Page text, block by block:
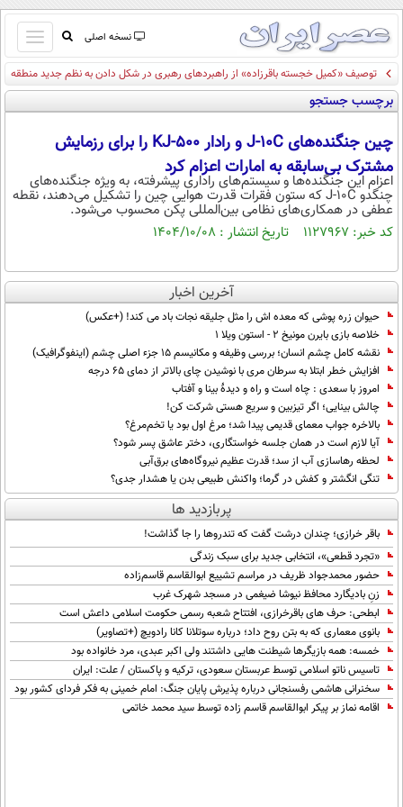
نسخه اصلی
باز
و
بسته
کردن
صفحه اول
جستجو
نظرسنجی
آب و هوا
اوقات شرعی
پیوند ها
سیاسی
اقتصاد
اقتصادی
خودرو
جامعه
اجتماعی
حوادث
سلامت
یک برش دانایی
محیط زیست
سفر و تفریح
ورزشی
بین الملل
سیاست خارجی
فرهنگ و هنر
علم و دانش
فناوری و It
علمی
اخبار کریپتو
قرآن
گوناگون
سرگرمی
باشگاه مغز
مجله تصویری سلاح
فیلم
اقتصاد
ورزش
سیاست
سرگرمی
عصر ایران 2
خواندنی ها و دیدنی ها
داستان کوتاه
پیامک
آموزش زبان
توصیف «کمیل خجسته باقرزاده» از راهبردهای رهبری در شکل دادن به نظم جدید منطقه
برچسب جستجو
چین جنگنده‌های J-10C و رادار KJ-500 را برای رزمایش
مشترک بی‌سابقه به امارات اعزام کرد
اعزام این جنگنده‌ها و سیستم‌های راداری پیشرفته، به ویژه جنگنده‌های
چنگدو J-10C که ستون فقرات قدرت هوایی چین را تشکیل می‌دهند، نقطه
عطفی در همکاری‌های نظامی بین‌المللی پکن محسوب می‌شود.
کد خبر: ۱۱۲۷۹۶۷ تاریخ انتشار : ۱۴۰۴/۱۰/۰۸
آخرین اخبار
حیوان زره پوشی که معده اش را مثل جلیقه نجات باد می کند! (+عکس)
خلاصه بازی بایرن مونیخ ۲ - استون ویلا ۱
نقشه کامل چشم انسان؛ بررسی وظیفه و مکانیسم 15 جزء اصلی چشم (اینفوگرافیک)
افزایش خطر ابتلا به سرطان مری با نوشیدن چای بالاتر از دمای ۶۵ درجه
امروز با سعدی : چاه است و راه و دیدهٔ بینا و آفتاب
چالش بینایی؛ اگر تیزبین و سریع هستی شرکت کن!
بالاخره جواب معمای قدیمی پیدا شد؛ مرغ اول بود یا تخم‌مرغ؟
آیا لازم است در همان جلسه خواستگاری، دختر عاشق پسر شود؟
لحظه رهاسازی آب از سد؛ قدرت عظیم نیروگاه‌های برق‌آبی
تنگی انگشتر و کفش در گرما؛ واکنش طبیعی بدن یا هشدار جدی؟
پربازدید ها
باقر خرازی؛ چندان درشت گفت که تندروها را جا گذاشت!
«تجرد قطعی»، انتخابی جدید برای سبک زندگی
حضور محمدجواد ظریف در مراسم تشییع ابوالقاسم قاسم‌زاده
زنِ بادیگارد محافظ نیوشا ضیغمی در مسجد شهرک غرب
ابطحی: حرف های باقرخرازی، افتتاح شعبه رسمی حکومت اسلامی داعش است
بانوی معماری که به بتن روح داد؛ درباره سوتلانا کانا رادویچ (+تصاویر)
خمسه: همه بازیگرها شیطنت هایی داشتند ولی اکبر عبدی، مرد خانواده بود
تاسیس ناتو اسلامی توسط عربستان سعودی، ترکیه و پاکستان / علت: ایران
سخنرانی هاشمی رفسنجانی درباره پذیرش پایان جنگ: امام خمینی به فکر فردای کشور بود
اقامه نماز بر پیکر ابوالقاسم قاسم زاده توسط سید محمد خاتمی